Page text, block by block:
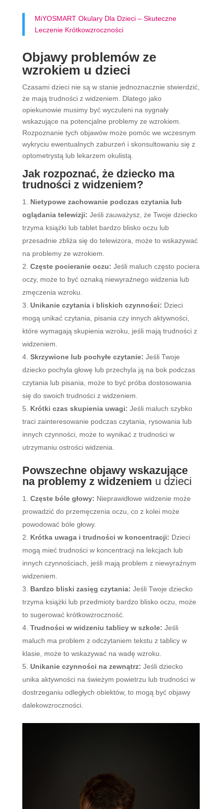
MiYOSMART Okulary Dla Dzieci – Skuteczne
Leczenie Krótkowzroczności
Objawy problemów ze
wzrokiem u dzieci
Czasami dzieci nie są w stanie jednoznacznie stwierdzić,
że mają trudności z widzeniem. Dlatego jako
opiekunowie musimy być wyczuleni na sygnały
wskazujące na potencjalne problemy ze wzrokiem.
Rozpoznanie tych objawów może pomóc we wczesnym
wykryciu ewentualnych zaburzeń i skonsultowaniu się z
optometrystą lub lekarzem okulistą.
Jak rozpoznać, że dziecko ma
trudności z widzeniem?
Nietypowe zachowanie podczas czytania lub
oglądania telewizji: Jeśli zauważysz, że Twoje dziecko
trzyma książki lub tablet bardzo blisko oczu lub
przesadnie zbliża się do telewizora, może to wskazywać
na problemy ze wzrokiem.
Częste pocieranie oczu: Jeśli maluch często pociera
oczy, może to być oznaką niewyraźnego widzenia lub
zmęczenia wzroku.
Unikanie czytania i bliskich czynności: Dzieci
mogą unikać czytania, pisania czy innych aktywności,
które wymagają skupienia wzroku, jeśli mają trudności z
widzeniem.
Skrzywione lub pochyłe czytanie: Jeśli Twoje
dziecko pochyla głowę lub przechyla ją na bok podczas
czytania lub pisania, może to być próba dostosowania
się do swoich trudności z widzeniem.
Krótki czas skupienia uwagi: Jeśli maluch szybko
traci zainteresowanie podczas czytania, rysowania lub
innych czynności, może to wynikać z trudności w
utrzymaniu ostrości widzenia.
Powszechne objawy wskazujące
na problemy z widzeniem u dzieci
Częste bóle głowy: Nieprawidłowe widzenie może
prowadzić do przemęczenia oczu, co z kolei może
powodować bóle głowy.
Krótka uwaga i trudności w koncentracji: Dzieci
mogą mieć trudności w koncentracji na lekcjach lub
innych czynnościach, jeśli mają problem z niewyraźnym
widzeniem.
Bardzo bliski zasięg czytania: Jeśli Twoje dziecko
trzyma książki lub przedmioty bardzo blisko oczu, może
to sugerować krótkowzroczność.
Trudności w widzeniu tablicy w szkole: Jeśli
maluch ma problem z odczytaniem tekstu z tablicy w
klasie, może to wskazywać na wadę wzroku.
Unikanie czynności na zewnątrz: Jeśli dziecko
unika aktywności na świeżym powietrzu lub trudności w
dostrzeganiu odległych obiektów, to mogą być objawy
dalekowzroczności.